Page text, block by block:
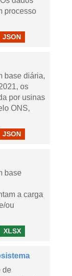
processo
JSON
base diária,
os
por usinas
ONS,
JSON
base
a carga
ou
XLSX
de